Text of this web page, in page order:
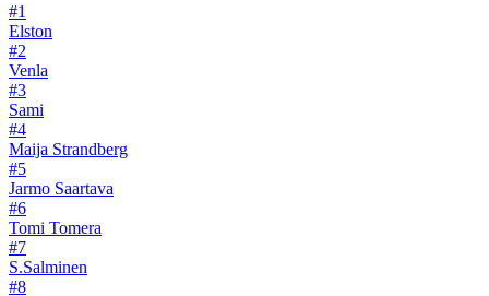
#1
Elston
#2
Venla
#3
Sami
#4
Maija Strandberg
#5
Jarmo Saartava
#6
Tomi Tomera
#7
S.Salminen
#8